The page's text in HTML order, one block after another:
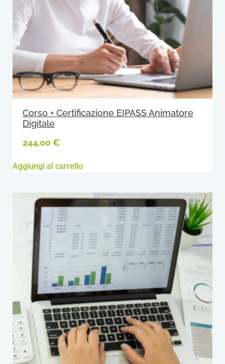
Corso + Certificazione EIPASS Animatore
Digitale
244,00 €
Aggiungi al carrello